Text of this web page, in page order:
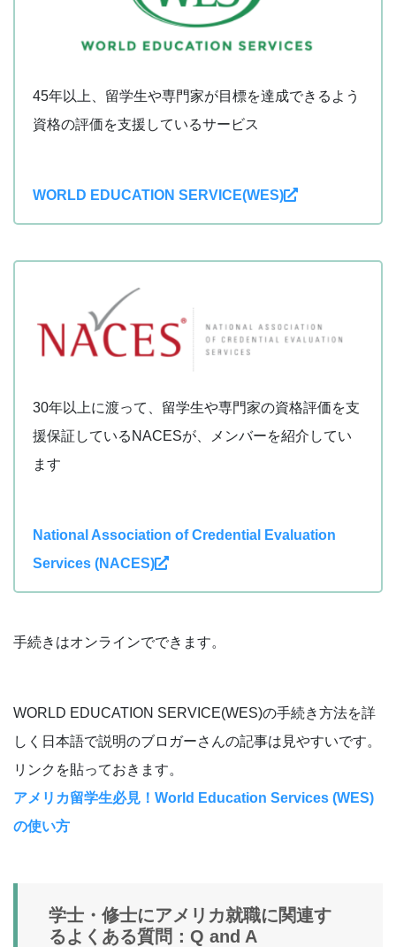
45年以上、留学生や専門家が目標を達成できるよう
資格の評価を支援しているサービス
WORLD EDUCATION SERVICE(WES)
30年以上に渡って、留学生や専門家の資格評価を支
援保証しているNACESが、メンバーを紹介してい
ます
National Association of Credential Evaluation
Services (NACES)
手続きはオンラインでできます。
WORLD EDUCATION SERVICE(WES)の手続き方法を詳
しく日本語で説明のブロガーさんの記事は見やすいです。
リンクを貼っておきます。
アメリカ留学生必見！World Education Services (WES)
の使い方
学士・修士にアメリカ就職に関連す
るよくある質問：Q and A